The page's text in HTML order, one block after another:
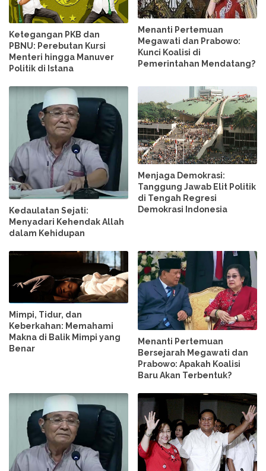
Ketegangan PKB dan
PBNU: Perebutan Kursi
Menteri hingga Manuver
Politik di Istana
Menanti Pertemuan
Megawati dan Prabowo:
Kunci Koalisi di
Pemerintahan Mendatang?
Kedaulatan Sejati:
Menyadari Kehendak Allah
dalam Kehidupan
Menjaga Demokrasi:
Tanggung Jawab Elit Politik
di Tengah Regresi
Demokrasi Indonesia
Mimpi, Tidur, dan
Keberkahan: Memahami
Makna di Balik Mimpi yang
Benar
Menanti Pertemuan
Bersejarah Megawati dan
Prabowo: Apakah Koalisi
Baru Akan Terbentuk?